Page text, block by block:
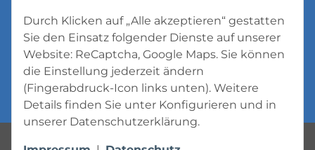
* Alle Preise inkl. gesetzlicher USt., zzgl.
Versand
Durch Klicken auf „Alle akzeptieren“ gestatten
Sie den Einsatz folgender Dienste auf unserer
Website: ReCaptcha, Google Maps. Sie können
die Einstellung jederzeit ändern
(Fingerabdruck-Icon links unten). Weitere
Details finden Sie unter Konfigurieren und in
unserer Datenschutzerklärung.